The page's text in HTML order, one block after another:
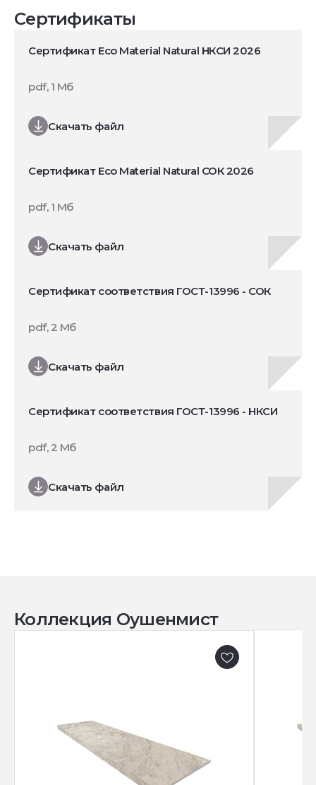
Сертификаты
Сертификат Eco Material Natural НКСИ 2026
Скачать файл
pdf, 1 Мб
Сертификат Eco Material Natural СОК 2026
Скачать файл
pdf, 1 Мб
Сертификат соответствия ГОСТ-13996 - СОК
Скачать файл
pdf, 2 Мб
Сертификат соответствия ГОСТ-13996 - НКСИ
Скачать файл
pdf, 2 Мб
Коллекция Оушенмист